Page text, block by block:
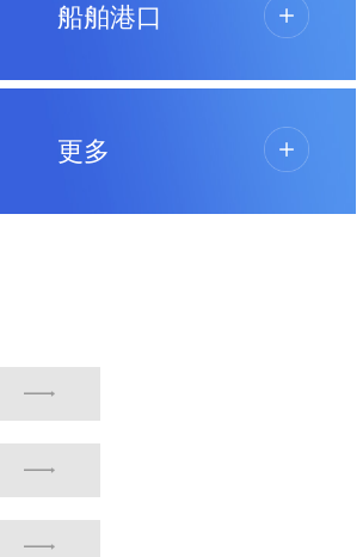
船舶港口
更多